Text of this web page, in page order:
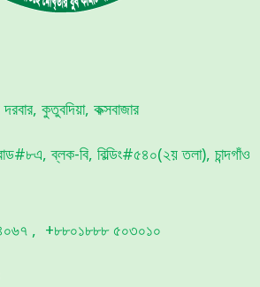
কুতুবদিয়া, কক্সবাজার
ব্লক-বি, বিল্ডিং#৫৪০(২য় তলা), চান্দগাঁও
, +৮৮০১৮৮৮ ৫০৩০১০